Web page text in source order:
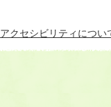
アクセシビリティについ